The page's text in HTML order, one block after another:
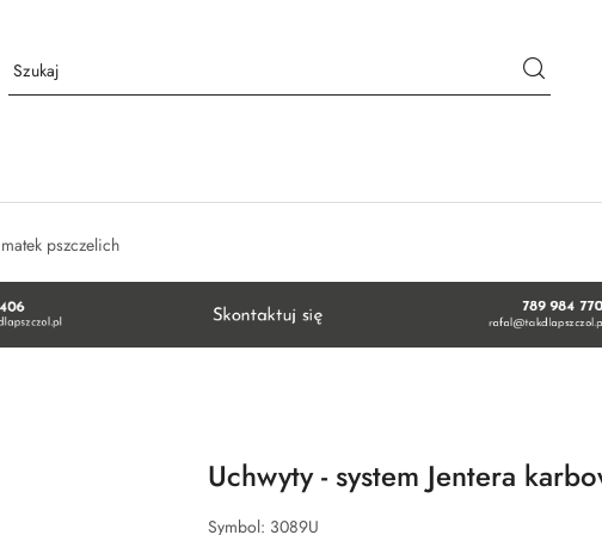
pszczelich
Uchwyty - system Jentera
Symbol: 3089U